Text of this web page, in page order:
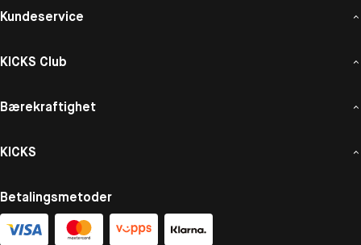
Kundeservice
KICKS Club
Bærekraftighet
KICKS
Betalingsmetoder